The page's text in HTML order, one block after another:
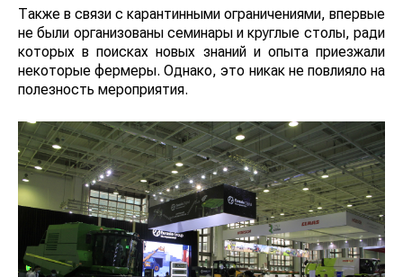
Также в связи с карантинными ограничениями, впервые
не были организованы семинары и круглые столы, ради
которых в поисках новых знаний и опыта приезжали
некоторые фермеры. Однако, это никак не повлияло на
полезность мероприятия.